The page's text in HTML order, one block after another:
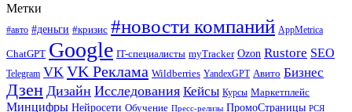
Метки
#авто #деньги #кризис #новости компаний AppMetrica
ChatGPT Google IT-специалисты myTracker Ozon Rustore SEO
Telegram VK VK Реклама Wildberries YandexGPT Авито Бизнес
Дзен Дизайн Исследования Кейсы Курсы Маркетплейс
Минцифры Нейросети Обучение Пресс-релизы ПромоСтраницы РСЯ